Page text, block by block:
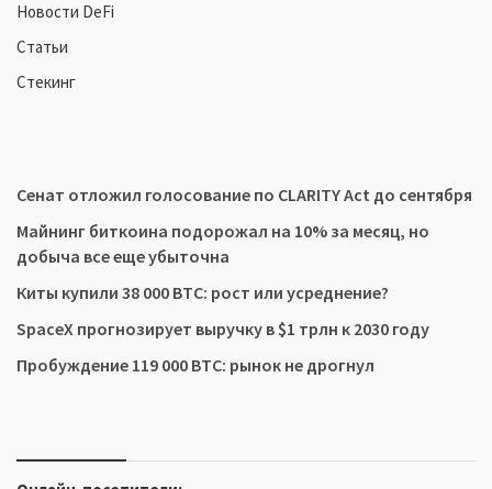
Новости DeFi
Статьи
Стекинг
Сенат отложил голосование по CLARITY Act до сентября
Майнинг биткоина подорожал на 10% за месяц, но
добыча все еще убыточна
Киты купили 38 000 BTC: рост или усреднение?
SpaceX прогнозирует выручку в $1 трлн к 2030 году
Пробуждение 119 000 BTC: рынок не дрогнул